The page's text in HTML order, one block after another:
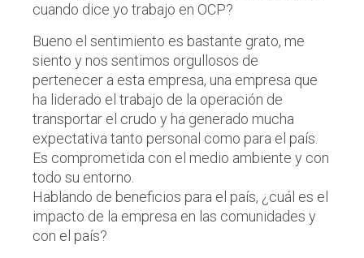
cuando dice yo trabajo en OCP?
Bueno el sentimiento es bastante grato, me
siento y nos sentimos orgullosos de
pertenecer a esta empresa, una empresa que
ha liderado el trabajo de la operación de
transportar el crudo y ha generado mucha
expectativa tanto personal como para el país.
Es comprometida con el medio ambiente y con
todo su entorno.
Hablando de beneficios para el país, ¿cuál es el
impacto de la empresa en las comunidades y
con el país?